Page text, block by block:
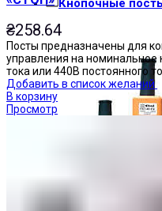
Кнопочные
₴258.64
Посты предназначены для
управления на
тока или 440В постоянного
Добавить в список желаний
В корзину
Просмотр